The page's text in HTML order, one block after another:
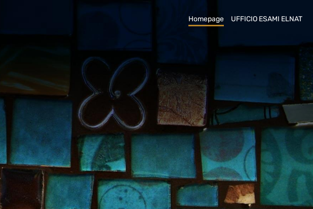
Homepage UFFICIO ESAMI ELNAT